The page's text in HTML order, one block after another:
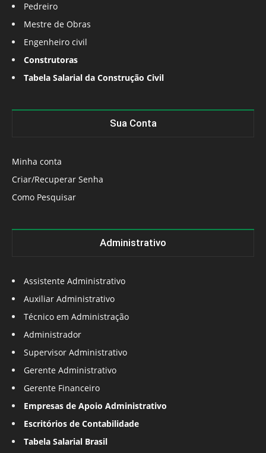
Pedreiro
Mestre de Obras
Engenheiro civil
Construtoras
Tabela Salarial da Construção Civil
Sua Conta
Minha conta
Criar/Recuperar Senha
Como Pesquisar
Administrativo
Assistente Administrativo
Auxiliar Administrativo
Técnico em Administração
Administrador
Supervisor Administrativo
Gerente Administrativo
Gerente Financeiro
Empresas de Apoio Administrativo
Escritórios de Contabilidade
Tabela Salarial Brasil